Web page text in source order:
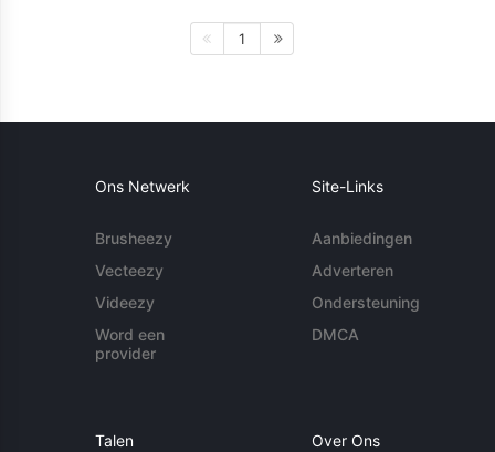
1
Ons Netwerk
Brusheezy
Vecteezy
Videezy
Word een
provider
Site-Links
Aanbiedingen
Adverteren
Ondersteuning
DMCA
Talen Over Ons